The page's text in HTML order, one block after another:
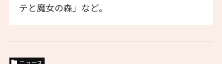
テと魔女の森」など。